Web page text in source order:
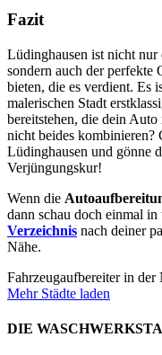
Fazit
Lüdinghausen ist nicht
sondern auch der perfekte
bieten, die es verdient. Es
malerischen Stadt
bereitstehen, die dein
nicht beides kombinieren?
Lüdinghausen und gönne
Verjüngungskur!
Wenn die
dann schau doch einmal in
Verzeichnis nach deiner
Nähe.
Fahrzeugaufbereiter in der
Mehr Städte laden
DIE